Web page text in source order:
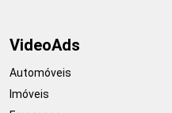
VideoAds
Automóveis
Imóveis